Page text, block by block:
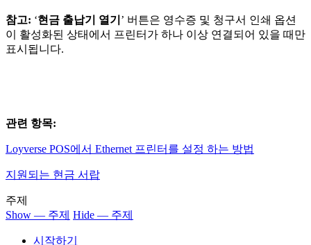
참고: ‘현금 출납기 열기 ’ 버튼은 영수증 및 청구서 인쇄 옵션
이 활성화된 상태에서 프린터가 하나 이상 연결되어 있을 때만
표시됩니다.
관련 항목:
Loyverse POS에서 Ethernet 프린터를 설정 하는 방법
지원되는 현금 서랍
주제
Show — 주제 Hide — 주제
시작하기